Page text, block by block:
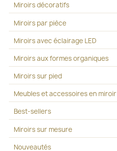
Miroirs décoratifs
Miroirs par pièce
Miroirs avec éclairage LED
Miroirs aux formes organiques
Miroirs sur pied
Meubles et accessoires en miroir
Best-sellers
Miroirs sur mesure
Nouveautés